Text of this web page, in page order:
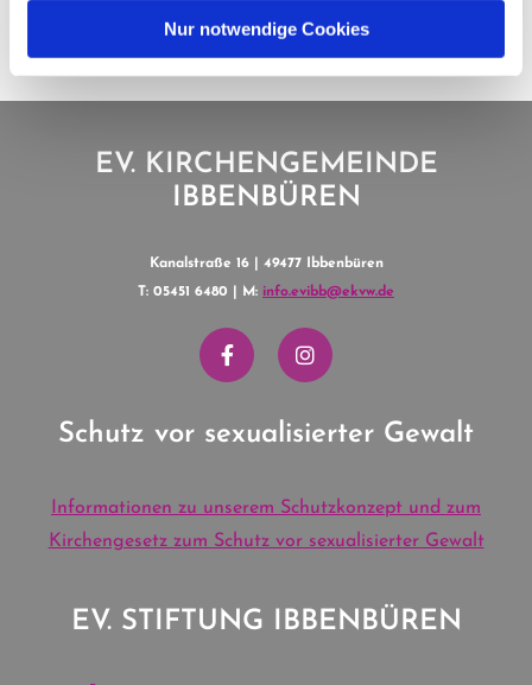
Nur notwendige Cookies
EV. KIRCHENGEMEINDE
IBBENBÜREN
Kanalstraße 16 | 49477 Ibbenbüren
T: 05451 6480 | M: info.evibb@ekvw.de
Schutz vor sexualisierter Gewalt
Informationen zu unserem Schutzkonzept und zum
Kirchengesetz zum Schutz vor sexualisierter Gewalt
EV. STIFTUNG IBBENBÜREN